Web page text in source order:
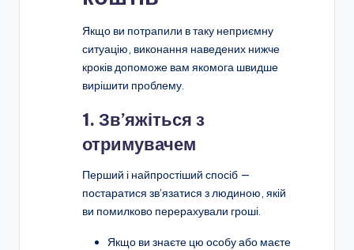
Якщо ви потрапили в таку неприємну
ситуацію, виконання наведених нижче
кроків допоможе вам якомога швидше
вирішити проблему.
1. Зв’яжіться з
отримувачем
Перший і найпростіший спосіб —
постаратися зв’язатися з людиною, якій
ви помилково перерахували гроші.
Якщо ви знаєте цю особу або маєте